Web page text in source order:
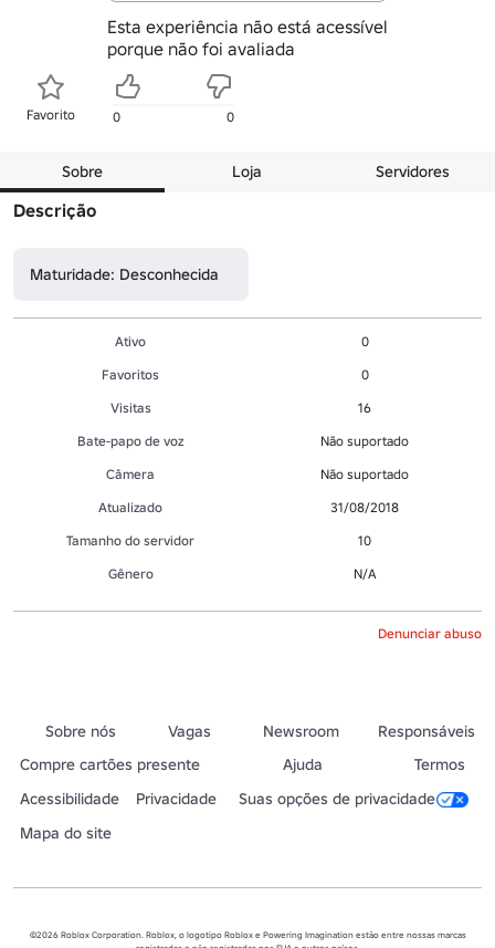
Esta experiência não está acessível
porque não foi avaliada
Favorito 0 0
Sobre Loja Servidores
Descrição
Maturidade: Desconhecida
Ativo
0
Favoritos
0
Visitas
16
Bate-papo de voz
Não suportado
Câmera
Não suportado
Atualizado
31/08/2018
Tamanho do servidor
10
Gênero
N/A
Denunciar abuso
Sobre nós Vagas Newsroom
Responsáveis
Compre cartões presente
Ajuda
Termos
Acessibilidade
Privacidade
Suas opções de privacidade
Mapa do site
©2026 Roblox Corporation. Roblox, o logotipo Roblox e Powering Imagination estão entre nossas marcas